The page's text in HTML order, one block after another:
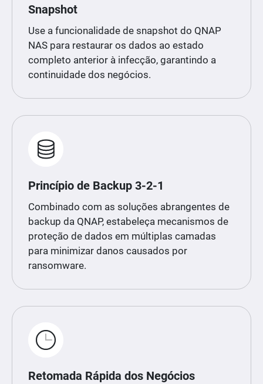
Snapshot
Use a funcionalidade de snapshot do QNAP
NAS para restaurar os dados ao estado
completo anterior à infecção, garantindo a
continuidade dos negócios.
Princípio de Backup 3-2-1
Combinado com as soluções abrangentes de
backup da QNAP, estabeleça mecanismos de
proteção de dados em múltiplas camadas
para minimizar danos causados por
ransomware.
Retomada Rápida dos Negócios